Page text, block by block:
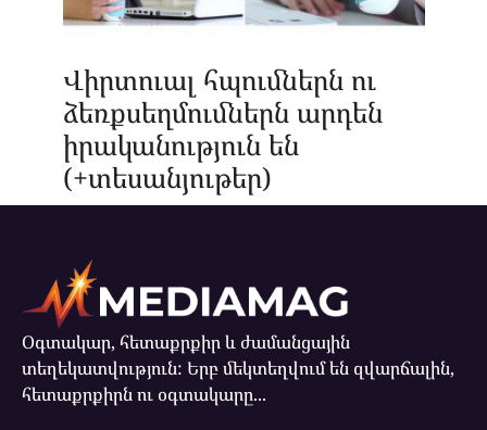
Վիրտուալ հպումներն ու
ձեռքսեղմումներն արդեն
իրականություն են
(+տեսանյութեր)
Օգտակար, հետաքրքիր և ժամանցային
տեղեկատվություն: Երբ մեկտեղվում են զվարճալին,
հետաքրքիրն ու օգտակարը...